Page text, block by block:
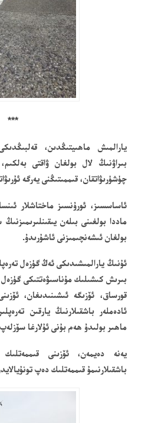
***
يارالمىش ماھىيتىڭدىن،
بىراۋنىڭ لال بولغان ۋاقتى
چۈشۈرىۋاتقان، قىممىتىڭنى يەرگە
ئاساسسىز، ئورۇنسىز ماختاشلار
ماددا بولغىنى بىلەن
بولغان ئىشەنچىمىزنى ئاشۇرىدۇ.
ئۇنىڭ يارالمىشىدىكى ئەڭ گۈزەل
بىرىش كىشىلىك مۇناسىۋەتتىكى
قورساق، ئۆزىگە ئىشىنىدىغان،
ئادەملەر باشقىلارنىڭ يارقىن
ماھىر بولىدۇ ھەم بۇنى ئۇلارغا
يەنە دەيمەن، ئۆزىنى
باشقىلارنىمۇ قىممەتلىك دەپ